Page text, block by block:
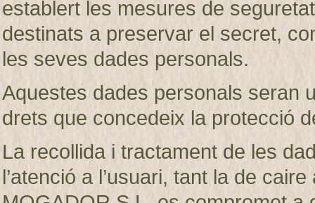
establert les mesures de
destinats a preservar el secret,
les seves dades personals.
Aquestes dades personals seran
drets que concedeix la protecció
La recollida i tractament de les
l’atenció a l’usuari, tant la de